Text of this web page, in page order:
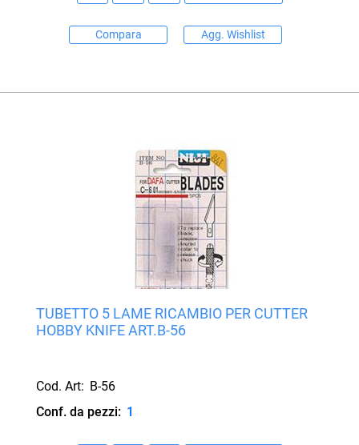
Compara Agg. Wishlist
TUBETTO 5 LAME RICAMBIO PER CUTTER
HOBBY KNIFE ART.B-56
Cod. Art: B-56
Conf. da pezzi: 1